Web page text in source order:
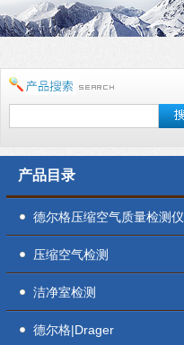
产品目录
德尔格压缩空气质量检测仪
压缩空气检测
洁净室检测
德尔格|Drager